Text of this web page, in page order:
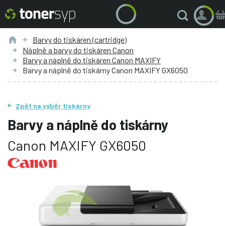
Barvy do tiskáren (cartridge)
Náplně a barvy do tiskáren Canon
Barvy a náplně do tiskáren Canon MAXIFY
Barvy a náplně do tiskárny Canon MAXIFY GX6050
Zpět na výběr tiskárny
Barvy a náplně do tiskárny
Canon MAXIFY GX6050